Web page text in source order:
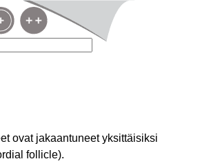
ovat jakaantuneet yksittäisiksi
follicle).